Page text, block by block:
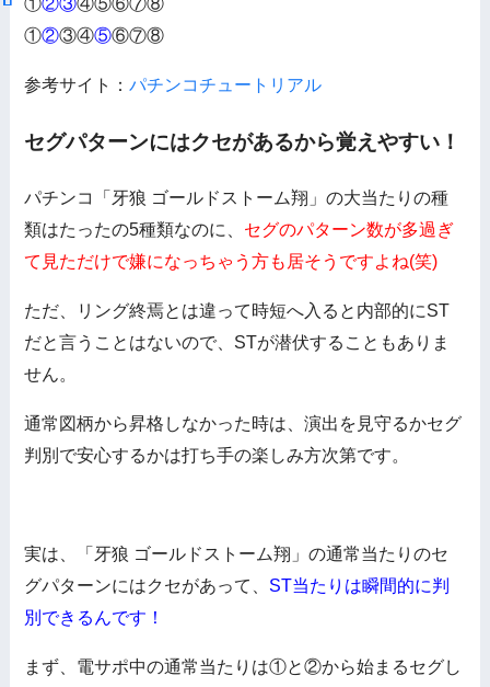
①②③④⑤⑥⑦⑧
①②③④⑤⑥⑦⑧
参考サイト：パチンコチュートリアル
セグパターンにはクセがあるから覚えやすい！
パチンコ「牙狼 ゴールドストーム翔」の大当たりの種
類はたったの5種類なのに、 セグのパターン数が多過ぎ
て見ただけで嫌になっちゃう方も居そうですよね(笑)
ただ、リング終焉とは違って時短へ入ると内部的にST
だと言うことはないので、STが潜伏することもありま
せん。
通常図柄から昇格しなかった時は、演出を見守るかセグ
判別で安心するかは打ち手の楽しみ方次第です。
実は、「牙狼 ゴールドストーム翔」の通常当たりのセ
グパターンにはクセがあって、 ST当たりは瞬間的に判
別できるんです！
まず、電サポ中の通常当たりは①と②から始まるセグし